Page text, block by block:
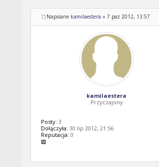
Napisane kamilaestera » 7 paź 2012, 13:57
kamilaestera
Przyczajony
Posty: 3
Dołączyła: 30 lip 2012, 21:56
Reputacja: 0